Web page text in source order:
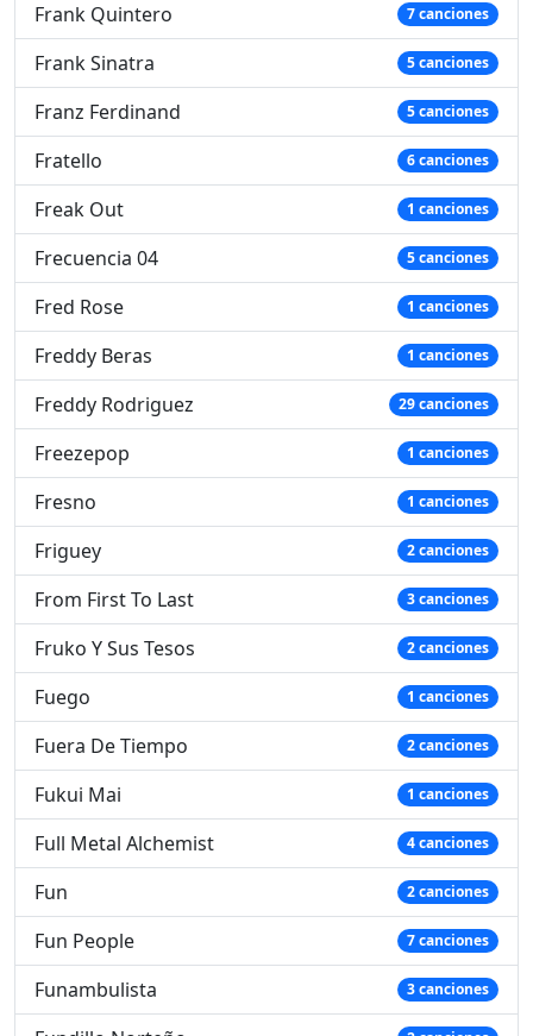
Frank Quintero 7 canciones
Frank Sinatra 5 canciones
Franz Ferdinand 5 canciones
Fratello 6 canciones
Freak Out 1 canciones
Frecuencia 04 5 canciones
Fred Rose 1 canciones
Freddy Beras 1 canciones
Freddy Rodriguez 29 canciones
Freezepop 1 canciones
Fresno 1 canciones
Friguey 2 canciones
From First To Last 3 canciones
Fruko Y Sus Tesos 2 canciones
Fuego 1 canciones
Fuera De Tiempo 2 canciones
Fukui Mai 1 canciones
Full Metal Alchemist 4 canciones
Fun 2 canciones
Fun People 7 canciones
Funambulista 3 canciones